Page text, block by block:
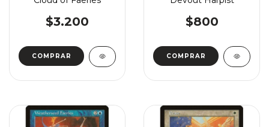
$3.200
COMPRAR
$800
COMPRAR